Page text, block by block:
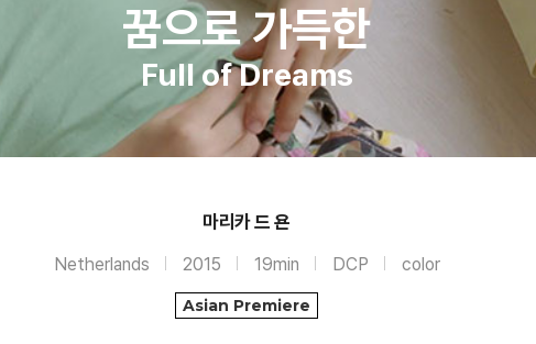
꿈으로 가득한
Full of Dreams
마리카 드 욘
Netherlands 2015 19min DCP color
Asian Premiere